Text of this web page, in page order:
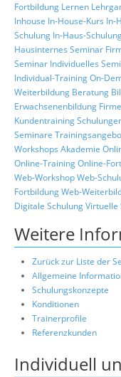
Fortbildung Lernen
Inhouse In-House-Kurs In-
Schulung In-Haus-
Hausinternes Seminar
Seminar Individuelles
Individual-TrainingOn-
Weiterbildung Beratung
Erwachsenenbildung
Kundentraining
Seminare
Workshops Akademie
Online-TrainingOnline-
Web-WorkshopWeb-
FortbildungWeb-
Digitale SchulungVirtuelle
Weitere
Zurück zur Liste der
Allgemeine
Schulungskonzepte
Konditionen
Trainerprofile
Referenzkunden
Individuell